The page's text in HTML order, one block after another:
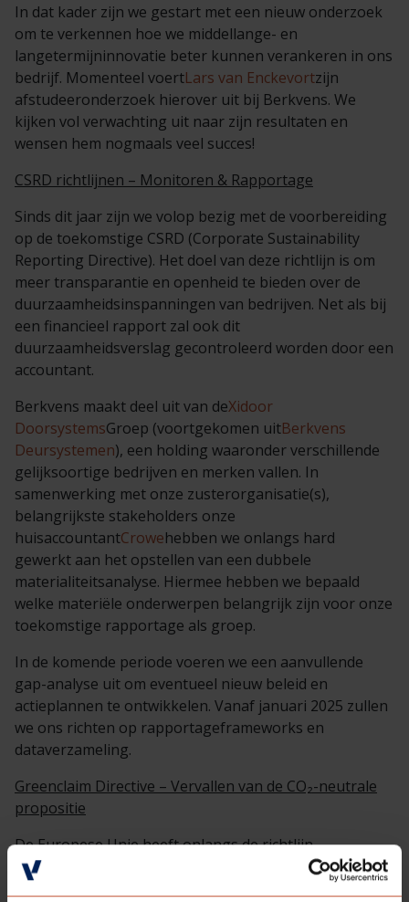
In dat kader zijn we gestart met een nieuw onderzoek
om te verkennen hoe we middellange- en
langetermijninnovatie beter kunnen verankeren in ons
bedrijf. Momenteel voertLars van Enckevortzijn
afstudeeronderzoek hierover uit bij Berkvens. We
kijken vol verwachting uit naar zijn resultaten en
wensen hem nogmaals veel succes!
CSRD richtlijnen – Monitoren & Rapportage
Sinds dit jaar zijn we volop bezig met de voorbereiding
op de toekomstige CSRD (Corporate Sustainability
Reporting Directive). Het doel van deze richtlijn is om
meer transparantie en openheid te bieden over de
duurzaamheidsinspanningen van bedrijven. Net als bij
een financieel rapport zal ook dit
duurzaamheidsverslag gecontroleerd worden door een
accountant.
Berkvens maakt deel uit van deXidoor
DoorsystemsGroep (voortgekomen uitBerkvens
Deursystemen), een holding waaronder verschillende
gelijksoortige bedrijven en merken vallen. In
samenwerking met onze zusterorganisatie(s),
belangrijkste stakeholders onze
huisaccountantCrowehebben we onlangs hard
gewerkt aan het opstellen van een dubbele
materialiteitsanalyse. Hiermee hebben we bepaald
welke materiële onderwerpen belangrijk zijn voor onze
toekomstige rapportage als groep.
In de komende periode voeren we een aanvullende
gap-analyse uit om eventueel nieuw beleid en
actieplannen te ontwikkelen. Vanaf januari 2025 zullen
we ons richten op rapportageframeworks en
dataverzameling.
Greenclaim Directive – Vervallen van de CO₂-neutrale
propositie
De Europese Unie heeft onlangs de richtlijn
‘Empowering Consumers for the Green Transition’
aangenomen, die op 1 januari 2026 van kracht wordt.